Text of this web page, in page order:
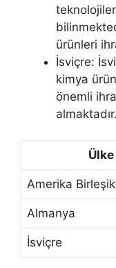
ürünleri
İsviçre:
kimya
önemli
almaktadır.
Ülke
Amerika
Almanya
İsviçre